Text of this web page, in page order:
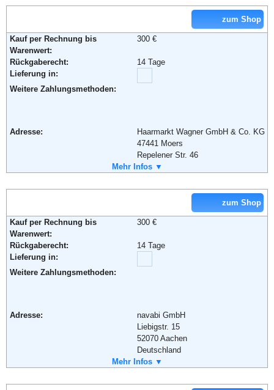
Email:
service@wenz.de
zum Shop
Kauf per Rechnung bis
Warenwert:
300 €
Rückgaberecht:
14 Tage
Lieferung in:
Weitere Zahlungsmethoden:
Adresse:
Haarmarkt Wagner GmbH & Co. KG
47441 Moers
Repelener Str. 46
++49 / (0)28 41 / 88 97 093
Soziale Kanäle:
Mehr Infos ▼
zum Shop
Kauf per Rechnung bis
Warenwert:
300 €
Rückgaberecht:
14 Tage
Lieferung in:
Weitere Zahlungsmethoden:
Adresse:
navabi GmbH
Liebigstr. 15
52070 Aachen
Deutschland
+49 (0) 241 900 53 37 22
Email:
info@navabi.tv
Mehr Infos ▼